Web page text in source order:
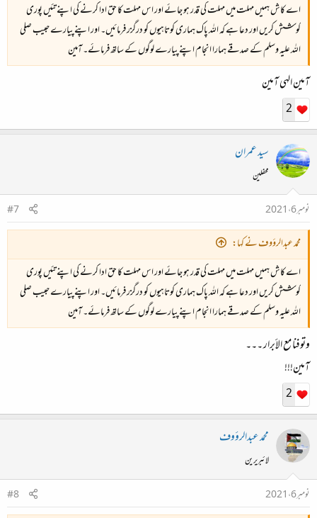
اے کاش ہمیں مہلت میں مہلت کی قدر ہو جائے اور اس مہلت کا حق ادا کرنے کی اپنے تئیں پوری
کوشش کریں اور دعا ہے کہ اللہ پاک ہماری کوتاہیوں کو درگزر فرمائیں۔ اور اپنے پیارے حبیب صلی
اللہ علیہ وسلم کے صدقے ہمارا انجام اپنے پیارے لوگوں کے ساتھ فرمائے۔ آمین
آمین الہی آمین
2
سید عمران
محفلین
نومبر 6، 2021
#7
محمد عبدالرؤوف نے کہا:
اے کاش ہمیں مہلت میں مہلت کی قدر ہو جائے اور اس مہلت کا حق ادا کرنے کی اپنے تئیں پوری
کوشش کریں اور دعا ہے کہ اللہ پاک ہماری کوتاہیوں کو درگزر فرمائیں۔ اور اپنے پیارے حبیب صلی
اللہ علیہ وسلم کے صدقے ہمارا انجام اپنے پیارے لوگوں کے ساتھ فرمائے۔ آمین
وتوفنا مع الأبرار ۔۔۔
آمین!!!
2
محمد عبدالرؤوف
لائبریرین
نومبر 6، 2021
#8